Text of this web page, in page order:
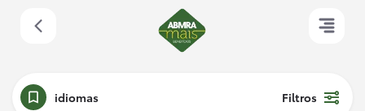
idiomas Filtros